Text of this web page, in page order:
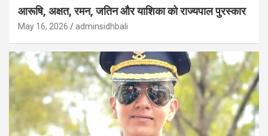
आरूषि, अक्षत, रमन, जतिन और याशिका को राज्यपाल पुरस्कार
May 16, 2026 adminsidhbali